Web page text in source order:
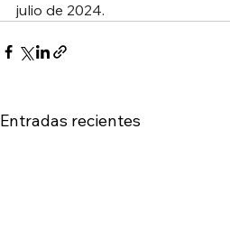
julio de 2024.
Entradas recientes